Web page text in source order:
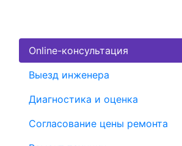
Online-консультация
Выезд инженера
Диагностика и оценка
Согласование цены ремонта